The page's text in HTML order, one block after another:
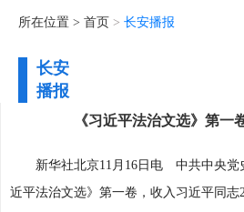
所在位置 > 首页 > 长安播报
长安
播报
《习近平法治文选》第一
新华社北京11月16日电 中共中央党
近平法治文选》第一卷，收入习近平同志